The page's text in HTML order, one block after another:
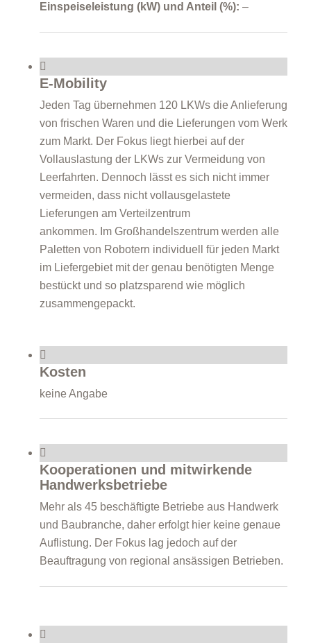
Einspeiseleistung (kW) und Anteil (%): –
E-Mobility
Jeden Tag übernehmen 120 LKWs die Anlieferung
von frischen Waren und die Lieferungen vom Werk
zum Markt. Der Fokus liegt hierbei auf der
Vollauslastung der LKWs zur Vermeidung von
Leerfahrten. Dennoch lässt es sich nicht immer
vermeiden, dass nicht vollausgelastete
Lieferungen am Verteilzentrum
ankommen. Im Großhandelszentrum werden alle
Paletten von Robotern individuell für jeden Markt
im Liefergebiet mit der genau benötigten Menge
bestückt und so platzsparend wie möglich
zusammengepackt.
Kosten
keine Angabe
Kooperationen und mitwirkende
Handwerksbetriebe
Mehr als 45 beschäftigte Betriebe aus Handwerk
und Baubranche, daher erfolgt hier keine genaue
Auflistung. Der Fokus lag jedoch auf der
Beauftragung von regional ansässigen Betrieben.